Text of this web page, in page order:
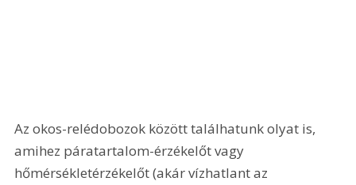
Az okos-relédobozok között találhatunk olyat is,
amihez páratartalom-érzékelőt vagy
hőmérsékletérzékelőt (akár vízhatlant az